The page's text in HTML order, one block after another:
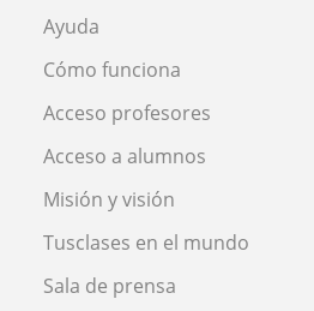
Ayuda
Cómo funciona
Acceso profesores
Acceso a alumnos
Misión y visión
Tusclases en el mundo
Sala de prensa